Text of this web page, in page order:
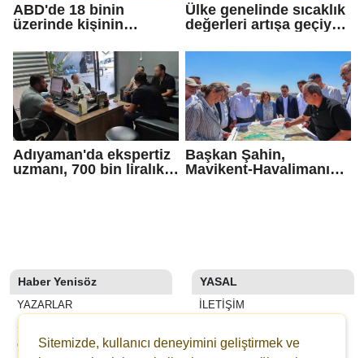
ABD'de 18 binin
üzerinde kişinin
'siklosporiyazis'
salgını: 2 kişi hayatını
kaybetti
Ülke genelinde sıcaklık
değerleri artışa geçiyor:
görülecek
Adıyaman'da ekspertiz
uzmanı, 700 bin liralık
Başkan Şahin,
Mavikent-Havalimanı
Haber Yenisöz
YAZARLAR
SON DAKİKA
GALERİLER
YASAL
İLETIŞIM
YAYIN İLKELERI
Sitemizde, kullanıcı deneyimini geliştirmek ve